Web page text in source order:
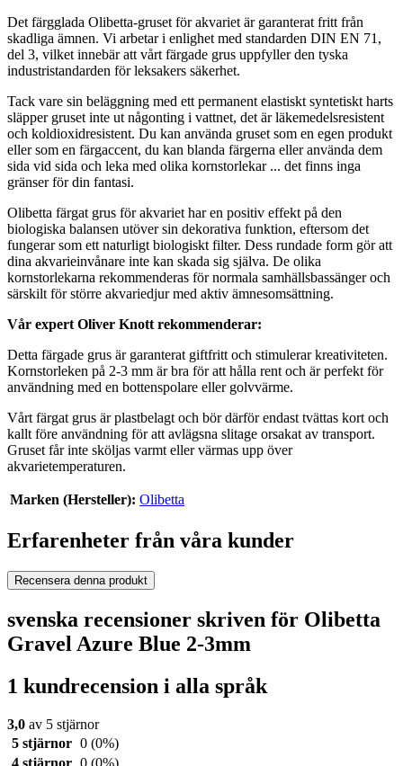
Det färgglada Olibetta-gruset för akvariet är garanterat fritt från
skadliga ämnen. Vi arbetar i enlighet med standarden DIN EN 71,
del 3, vilket innebär att vårt färgade grus uppfyller den tyska
industristandarden för leksakers säkerhet.
Tack vare sin beläggning med ett permanent elastiskt syntetiskt harts
släpper gruset inte ut någonting i vattnet, det är läkemedelsresistent
och koldioxidresistent. Du kan använda gruset som en egen produkt
eller som en färgaccent, du kan blanda färgerna eller använda dem
sida vid sida och leka med olika kornstorlekar ... det finns inga
gränser för din fantasi.
Olibetta färgat grus för akvariet har en positiv effekt på den
biologiska balansen utöver sin dekorativa funktion, eftersom det
fungerar som ett naturligt biologiskt filter. Dess rundade form gör att
dina akvarieinvånare inte kan skada sig själva. De olika
kornstorlekarna rekommenderas för normala samhällsbassänger och
särskilt för större akvariedjur med aktiv ämnesomsättning.
Vår expert Oliver Knott rekommenderar:
Detta färgade grus är garanterat giftfritt och stimulerar kreativiteten.
Kornstorleken på 2-3 mm är bra för att hålla rent och är perfekt för
användning med en bottenspolare eller golvvärme.
Vårt färgat grus är plastbelagt och bör därför endast tvättas kort och
kallt före användning för att avlägsna slitage orsakat av transport.
Gruset får inte sköljas varmt eller värmas upp över
akvarietemperaturen.
Marken (Hersteller): Olibetta
Erfarenheter från våra kunder
Recensera denna produkt
svenska recensioner skriven för Olibetta
Gravel Azure Blue 2-3mm
1 kundrecension i alla språk
3,0 av 5 stjärnor
5 stjärnor 0 (0%)
4 stjärnor 0 (0%)